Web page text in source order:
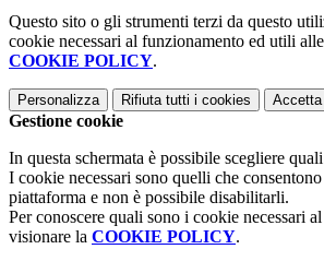
Questo sito o gli strumenti terzi da questo
cookie necessari al funzionamento ed utili
COOKIE POLICY.
Personalizza Rifiuta tutti i cookies
Gestione cookie
In questa schermata è possibile scegliere
I cookie necessari sono quelli che
piattaforma e non è possibile disabilitarli.
Per conoscere quali sono i cookie necessari
visionare la COOKIE POLICY.